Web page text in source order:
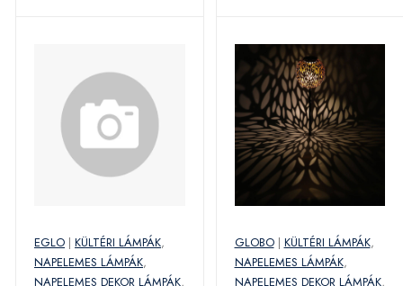
EGLO | KÜLTÉRI LÁMPÁK,
NAPELEMES LÁMPÁK,
NAPELEMES DEKOR LÁMPÁK,
GLOBO| KÜLTÉRI LÁMPÁK,
NAPELEMES LÁMPÁK,
NAPELEMES DEKOR LÁMPÁK,